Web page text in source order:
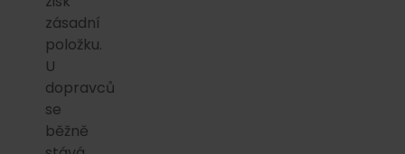
zásadní
položku.
U
dopravců
se
běžně